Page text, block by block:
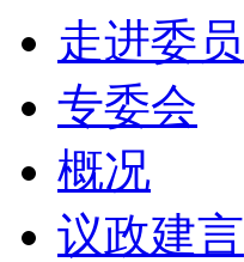
走进委员
专委会
概况
议政建言